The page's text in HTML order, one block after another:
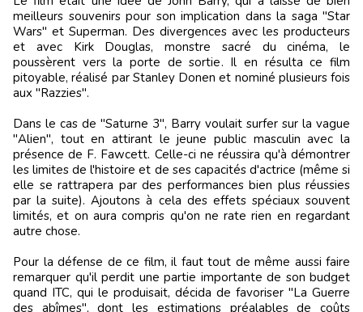
meilleurs souvenirs pour son implication dans la saga "Star
Wars" et Superman. Des divergences avec les producteurs
et avec Kirk Douglas, monstre sacré du cinéma, le
poussèrent vers la porte de sortie. Il en résulta ce film
pitoyable, réalisé par Stanley Donen et nominé plusieurs fois
aux "Razzies".
Dans le cas de "Saturne 3", Barry voulait surfer sur la vague
"Alien", tout en attirant le jeune public masculin avec la
présence de F. Fawcett. Celle-ci ne réussira qu'à démontrer
les limites de l'histoire et de ses capacités d'actrice (même si
elle se rattrapera par des performances bien plus réussies
par la suite). Ajoutons à cela des effets spéciaux souvent
limités, et on aura compris qu'on ne rate rien en regardant
autre chose.
Pour la défense de ce film, il faut tout de même aussi faire
remarquer qu'il perdit une partie importante de son budget
quand ITC, qui le produisait, décida de favoriser "La Guerre
des abîmes", dont les estimations préalables de coûts